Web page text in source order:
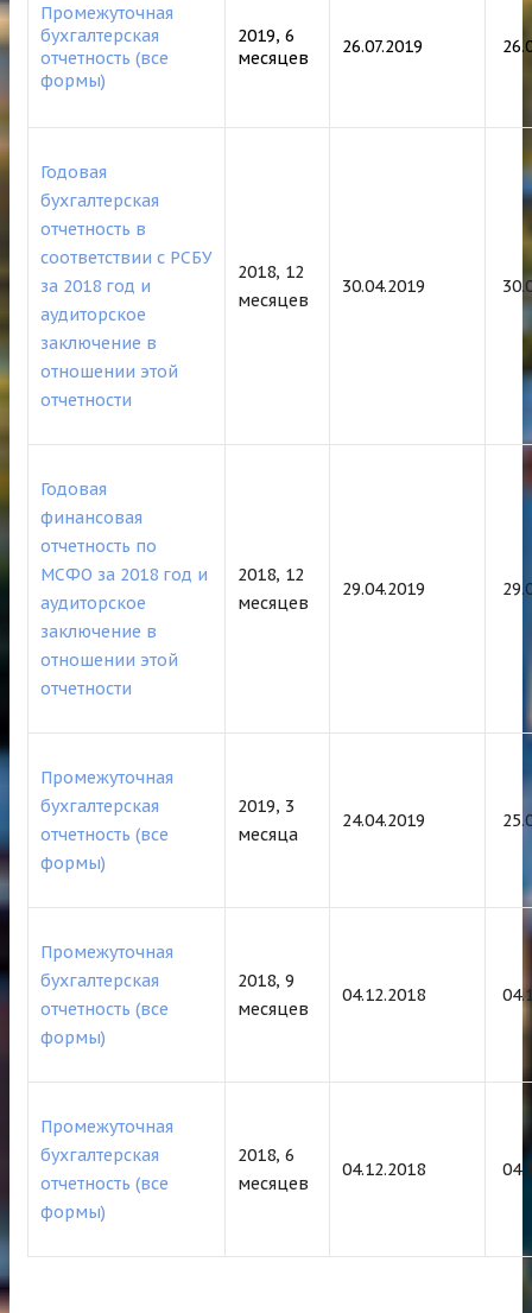
Промежуточная
бухгалтерская
отчетность (все
формы)
2019, 6
месяцев
26.07.2019
Годовая
бухгалтерская
отчетность в
соответствии с РСБУ
за 2018 год и
аудиторское
заключение в
отношении этой
отчетности
2018, 12
месяцев
30.04.2019
Годовая
финансовая
отчетность по
МСФО за 2018 год и
аудиторское
заключение в
отношении этой
отчетности
2018, 12
месяцев
29.04.2019
Промежуточная
бухгалтерская
отчетность (все
формы)
2019, 3
месяца
24.04.2019
Промежуточная
бухгалтерская
отчетность (все
формы)
2018, 9
месяцев
04.12.2018
Промежуточная
бухгалтерская
отчетность (все
формы)
2018, 6
месяцев
04.12.2018